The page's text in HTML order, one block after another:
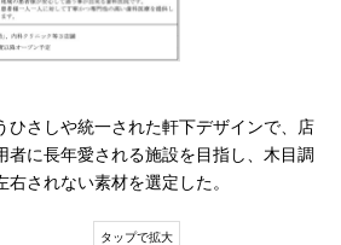
さしや統一された軒下デザインで、店
者に長年愛される施設を目指し、木目調
されない素材を選定した。